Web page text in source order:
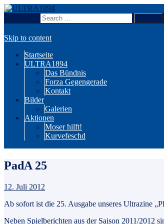
ULTRA1894
Skip to content
Startseite
ULTRA1894
Das Bündnis
Forza Gegengerade
Kontakt
Bilder
Galerien
Aktionen
Moser hilft!
Kurvefeschd
PadA 25
12. Juli 2012
Ab sofort ist die 25. Ausgabe unseres Ultrazine
Neben Spielberichten aus der Saison 2011/2012